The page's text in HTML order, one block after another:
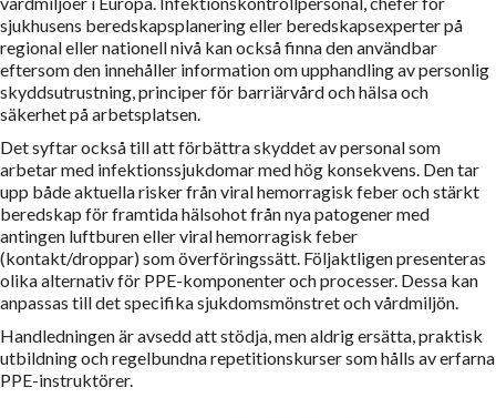
sjukhusens beredskapsplanering eller beredskapsexperter på
regional eller nationell nivå kan också finna den användbar
eftersom den innehåller information om upphandling av personlig
skyddsutrustning, principer för barriärvård och hälsa och
säkerhet på arbetsplatsen.
Det syftar också till att förbättra skyddet av personal som
arbetar med infektionssjukdomar med hög konsekvens. Den tar
upp både aktuella risker från viral hemorragisk feber och stärkt
beredskap för framtida hälsohot från nya patogener med
antingen luftburen eller viral hemorragisk feber
(kontakt/droppar) som överföringssätt. Följaktligen presenteras
olika alternativ för PPE-komponenter och processer. Dessa kan
anpassas till det specifika sjukdomsmönstret och vårdmiljön.
Handledningen är avsedd att stödja, men aldrig ersätta, praktisk
utbildning och regelbundna repetitionskurser som hålls av erfarna
PPE-instruktörer.